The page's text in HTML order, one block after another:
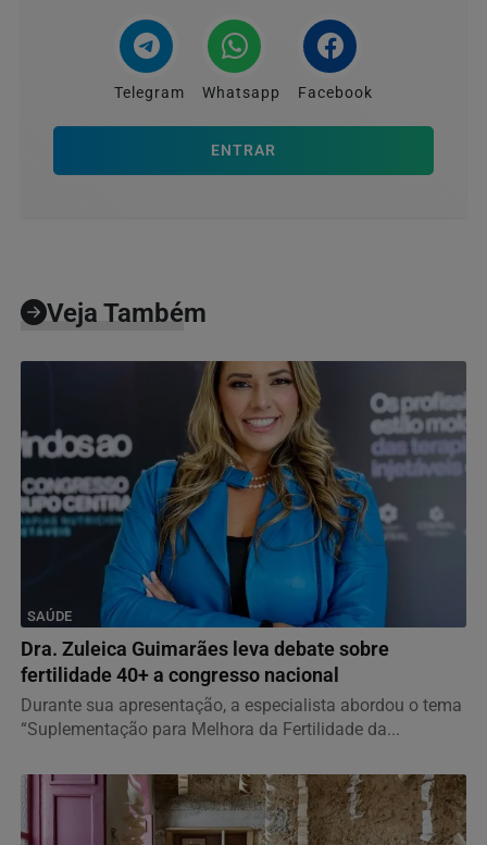
Telegram Whatsapp Facebook
ENTRAR
Veja Também
SAÚDE
Dra. Zuleica Guimarães leva debate sobre
fertilidade 40+ a congresso nacional
Durante sua apresentação, a especialista abordou o tema
“Suplementação para Melhora da Fertilidade da...